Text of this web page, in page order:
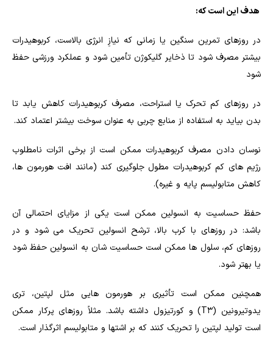
هدف این است که:
در روزهای تمرین سنگین یا زمانی که نیازِ انرژی بالاست، کربوهیدرات
بیشتر مصرف شود تا ذخایر گلیکوژن تأمین شود و عملکرد ورزشی حفظ
شود
در روزهای کم تحرک یا استراحت، مصرف کربوهیدرات کاهش یابد تا
بدن بیاید به استفاده از منابع چربی به عنوان سوخت بیشتر اعتماد کند.
نوسان دادن مصرف کربوهیدرات ممکن است از برخی اثرات نامطلوب
رژیم های کم کربوهیدرات مطول جلوگیری کند (مانند افت هورمون ها،
کاهش متابولیسم پایه و غیره).
حفظ حساسیت به انسولین ممکن است یکی از مزایای احتمالی آن
باشد: در روزهای با کرب بالا، ترشح انسولین تحریک می شود و در
روزهای کم، سلول ها ممکن است حساسیت شان به انسولین حفظ شود
یا بهتر شود.
همچنین ممکن است تأثیری بر هورمون هایی مثل لپتین، تری
یدوتیرونین (T3) و کورتیزول داشته باشد. مثلاً روزهای پرکار ممکن
است تولید لپتین را تحریک کنند که بر اشتها و متابولیسم اثرگذار است.